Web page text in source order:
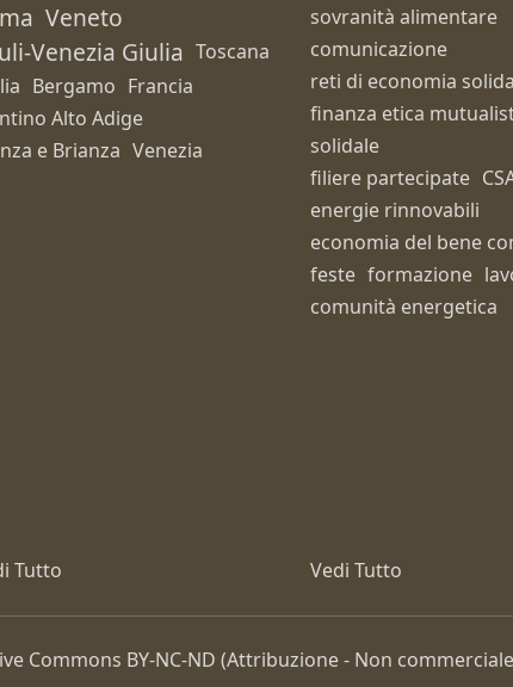
Veneto
Venezia Giulia Toscana
Bergamo Francia
Alto Adige
e Brianza Venezia
Tutto
sovranità alimentare
comunicazione
reti di economia
finanza etica
solidale
filiere partecipate
energie rinnovabili
economia del bene
feste formazione
comunità energetica
Vedi Tutto
Commons BY-NC-ND (Attribuzione - Non